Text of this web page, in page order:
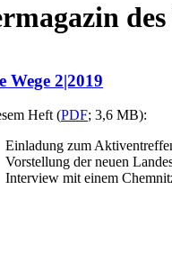
Wege 2|2019
Heft (PDF; 3,6 MB):
Einladung zum
Vorstellung der neuen
Interview mit einem